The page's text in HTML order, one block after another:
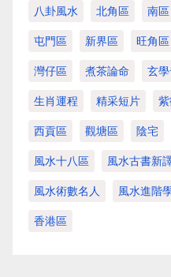
八卦風水 北角區 南區
屯門區 新界區 旺角區
灣仔區 煮茶論命 玄
生肖運程 精采短片
西貢區 觀塘區 陰宅
風水十八區 風水古書新
風水術數名人 風水進階
香港區